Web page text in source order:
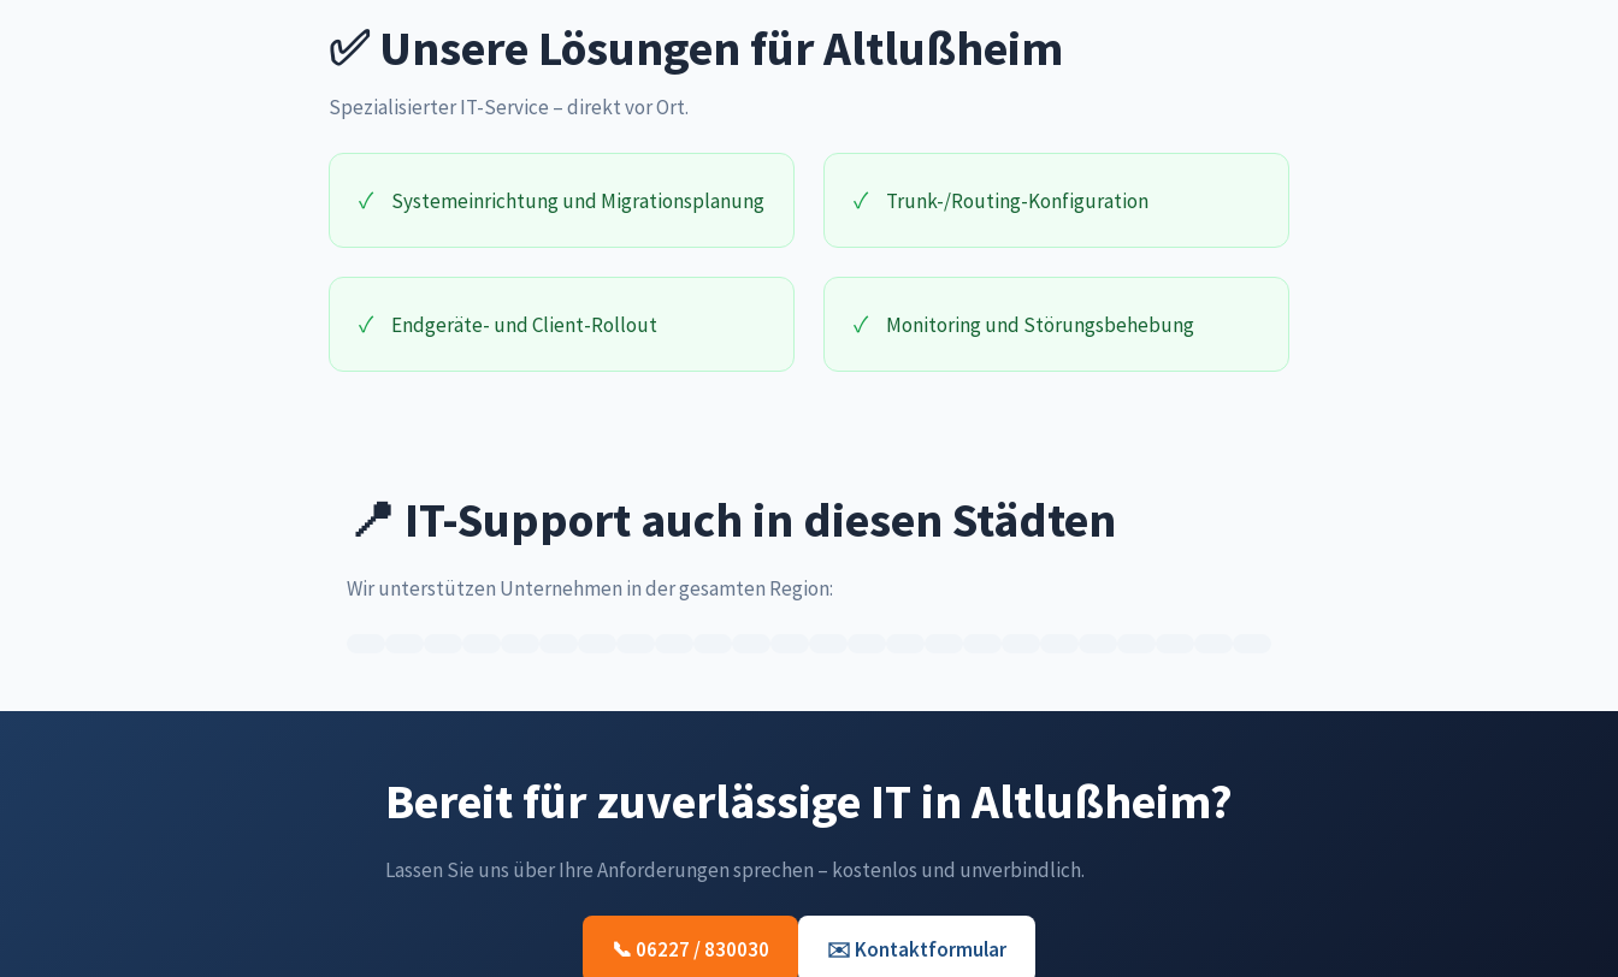
✅ Unsere Lösungen für Altlußheim
Spezialisierter IT-Service – direkt vor Ort.
✓ Systemeinrichtung und Migrationsplanung ✓ Trunk-/Routing-Konfiguration
✓ Endgeräte- und Client-Rollout ✓ Monitoring und Störungsbehebung
📍 IT-Support auch in diesen Städten
Wir unterstützen Unternehmen in der gesamten Region:
Bereit für zuverlässige IT in Altlußheim?
Lassen Sie uns über Ihre Anforderungen sprechen – kostenlos und unverbindlich.
📞 06227 / 830030 ✉️ Kontaktformular